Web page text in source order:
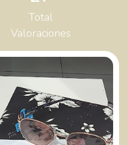
Total
Valoraciones